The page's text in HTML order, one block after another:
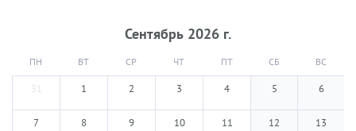
Сентябрь 2026 г.
ПН ВТ СР ЧТ ПТ СБ ВС
31 1 2 3 4 5 6
7 8 9 10 11 12 13